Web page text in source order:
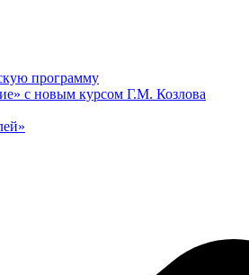
программу
с новым курсом Г.М. Козлова